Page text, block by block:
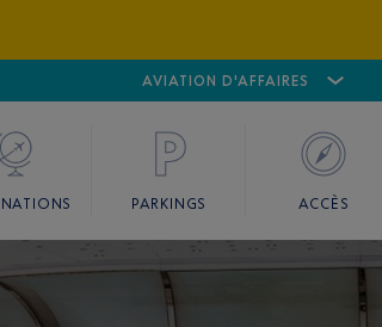
AVIATION D'AFFAIRES
CANNES MANDELIEU
PARKINGS ACCÈS